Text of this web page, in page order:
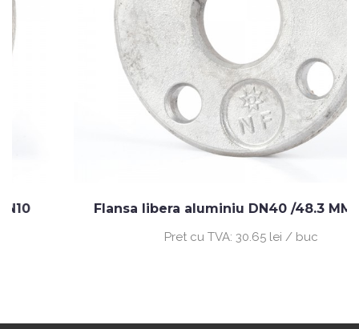
Flansa libera aluminiu DN40 /48.3 MM PN10
Pret cu TVA: 30.65 lei / buc